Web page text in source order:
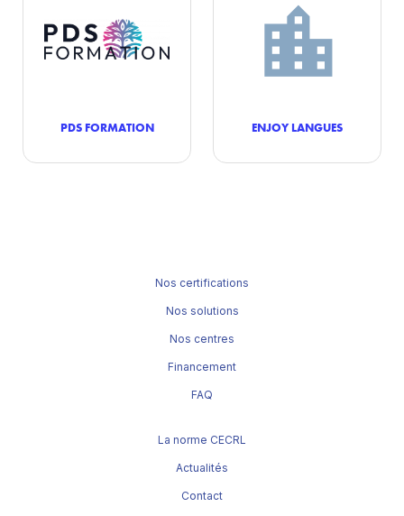
PDS FORMATION ENJOY LANGUES
Nos certifications
Nos solutions
Nos centres
Financement
FAQ
La norme CECRL
Actualités
Contact